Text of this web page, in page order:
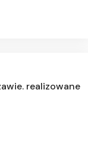
realizowane